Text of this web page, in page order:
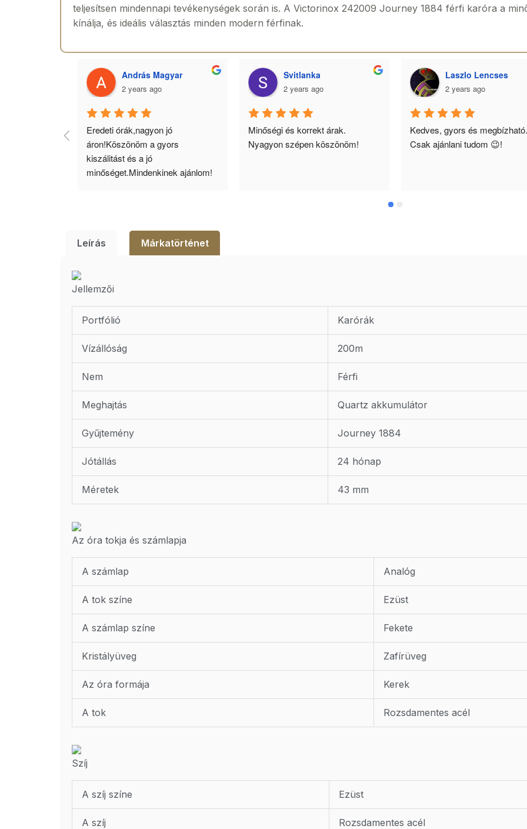
teljesítsen mindennapi tevékenységek során is. A Victorinox 242009 Journey 1884 férfi karóra a
kínálja, és ideális választás minden modern férfinak.
András Magyar
2 years ago
Eredeti órák,nagyon jó
áron!Köszönöm a gyors
kiszálitást és a jó
minőséget.Mindenkinek ajánlom!
Svitlanka
2 years ago
Minőségi és korrekt árak.
Nyagyon szépen köszönöm!
Laszlo Lencses
2 years ago
Kedves, gyors és megbízható.
Csak ajánlani tudom 😉!
Leírás Márkatörténet
Jellemzői
Portfólió Karórák
Vízállóság 200m
Nem Férfi
Meghajtás Quartz akkumulátor
Gyűjtemény Journey 1884
Jótállás 24 hónap
Méretek 43 mm
Az óra tokja és számlapja
A számlap Analóg
A tok színe Ezüst
A számlap színe Fekete
Kristályüveg Zafírüveg
Az óra formája Kerek
A tok Rozsdamentes acél
Szíj
A szíj színe Ezüst
A szíj Rozsdamentes acél